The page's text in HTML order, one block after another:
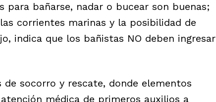
para bañarse, nadar o bucear son buenas;
corrientes marinas y la posibilidad de
indica que los bañistas NO deben ingresar
socorro y rescate, donde elementos
médica de primeros auxilios a